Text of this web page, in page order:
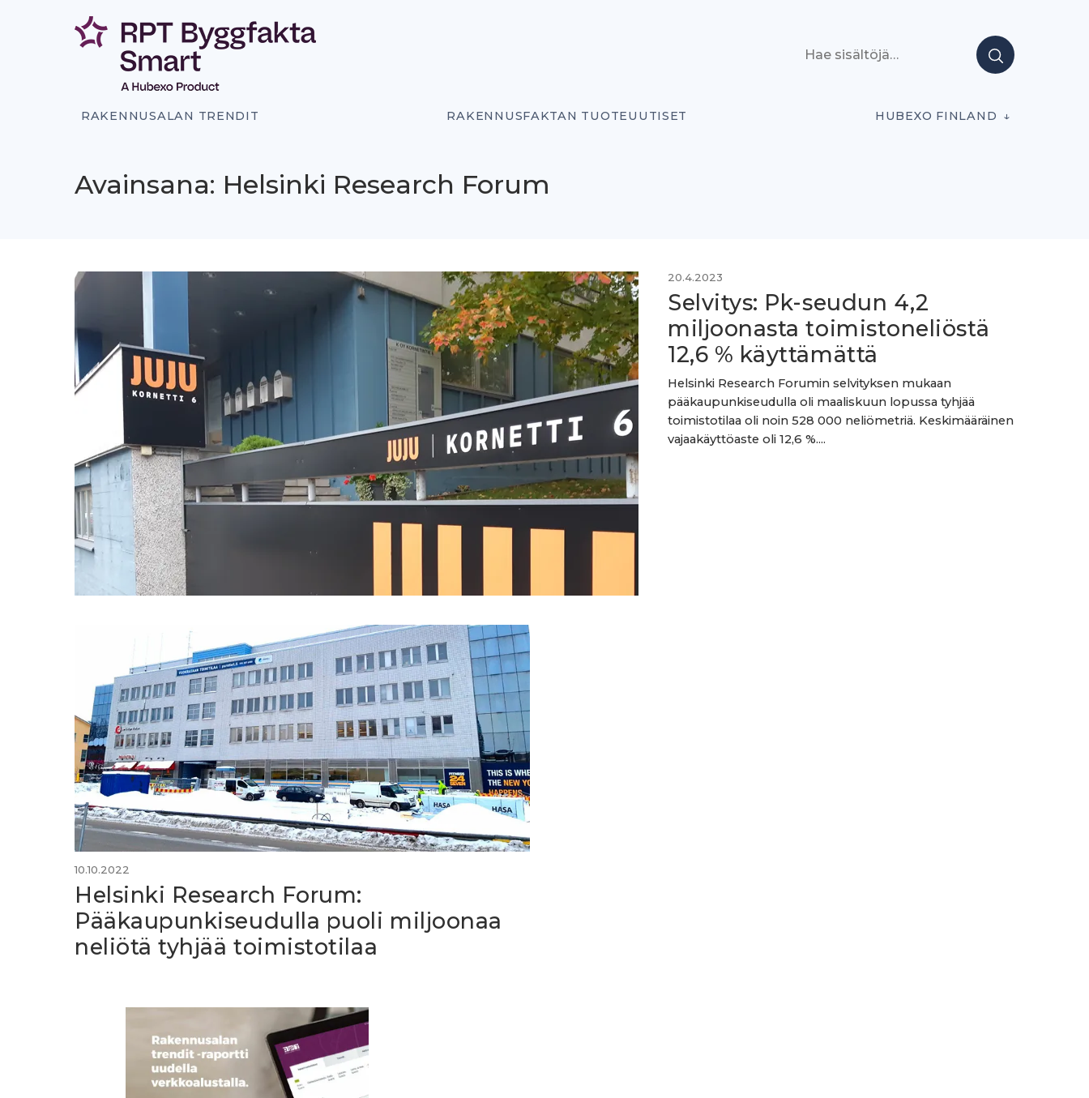
RAKENNUSALAN TRENDIT RAKENNUSFAKTAN TUOTEUUTISET HUBEXO FINLAND
Avainsana: Helsinki Research Forum
20.4.2023
Selvitys: Pk-seudun 4,2
miljoonasta toimistoneliöstä
12,6 % käyttämättä
Helsinki Research Forumin selvityksen mukaan
pääkaupunkiseudulla oli maaliskuun lopussa tyhjää
toimistotilaa oli noin 528 000 neliömetriä. Keskimääräinen
vajaakäyttöaste oli 12,6 %....
10.10.2022
Helsinki Research Forum:
Pääkaupunkiseudulla puoli miljoonaa
neliötä tyhjää toimistotilaa